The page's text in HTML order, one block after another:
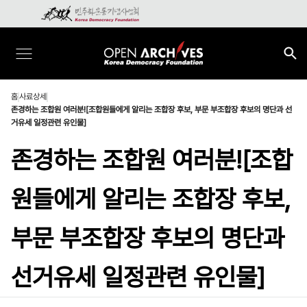
홈사료상세
존경하는 조합원 여러분![조합원들에게 알리는 조합장 후보, 부문 부조합장 후보의 명단과 선
거유세 일정관련 유인물]
존경하는 조합원 여러분![조합
원들에게 알리는 조합장 후보,
부문 부조합장 후보의 명단과
선거유세 일정관련 유인물]